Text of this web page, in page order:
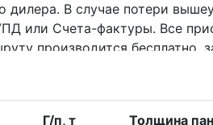
дилера. В случае потери
или Счета-фактуры. Все
производится бесплатно,
Г/п, т Толщина